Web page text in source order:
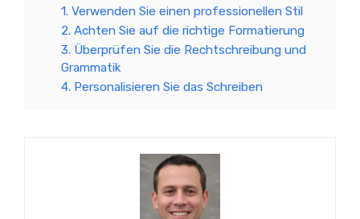
1. Verwenden Sie einen professionellen Stil
2. Achten Sie auf die richtige Formatierung
3. Überprüfen Sie die Rechtschreibung und
Grammatik
4. Personalisieren Sie das Schreiben